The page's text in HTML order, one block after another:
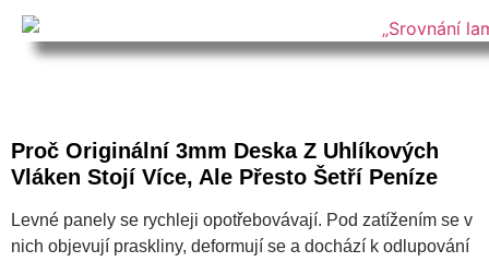
Proč Originální 3mm Deska Z Uhlíkových
Vláken Stojí Více, Ale Přesto Šetří Peníze
Levné panely se rychleji opotřebovávají. Pod zatížením se v
nich objevují praskliny, deformují se a dochází k odlupování